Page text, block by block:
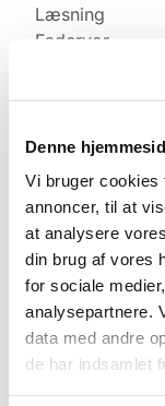
Denne
Vi bruger cookies
annoncer, til at
at analysere
din brug af vores
for sociale
analysepartnere.
data med andre
de har indsamlet
Læsning
Fadervor